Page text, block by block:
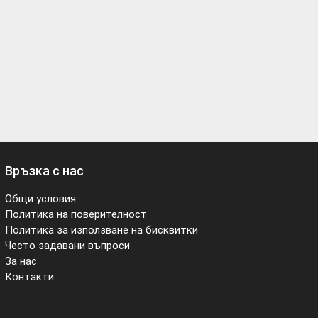
Връзка с нас
Общи условия
Политика на поверителност
Политика за използване на бисквитки
Често задавани въпроси
За нас
Контакти